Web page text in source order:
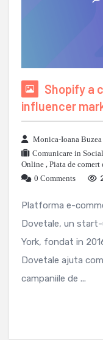
Shopify a
influencer
Monica-Ioana Buzea
Comunicare in
Online , Piata de
0 Comments
Platforma e-
Dovetale, un
York, fondat in
Dovetale ajuta
campaniile de ...